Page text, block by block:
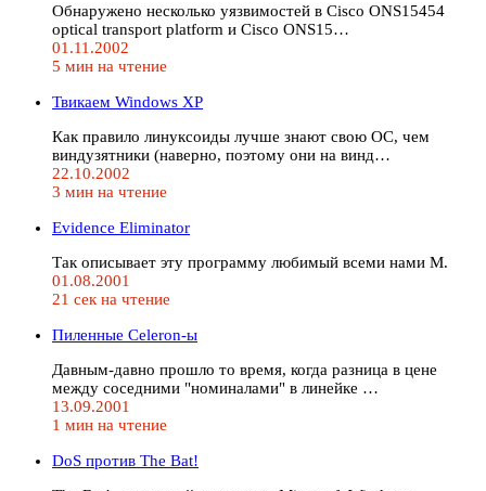
Обнаружено несколько уязвимостей в Cisco ONS15454
optical transport platform и Cisco ONS15…
01.11.2002
5 мин на чтение
Твикаем Windows XP
Как правило линуксоиды лучше знают свою ОС, чем
виндузятники (наверно, поэтому они на винд…
22.10.2002
3 мин на чтение
Evidence Eliminator
Так описывает эту программу любимый всеми нами M.
01.08.2001
21 сек на чтение
Пиленные Celeron-ы
Давным-давно прошло то время, когда разница в цене
между соседними "номиналами" в линейке …
13.09.2001
1 мин на чтение
DoS против The Bat!